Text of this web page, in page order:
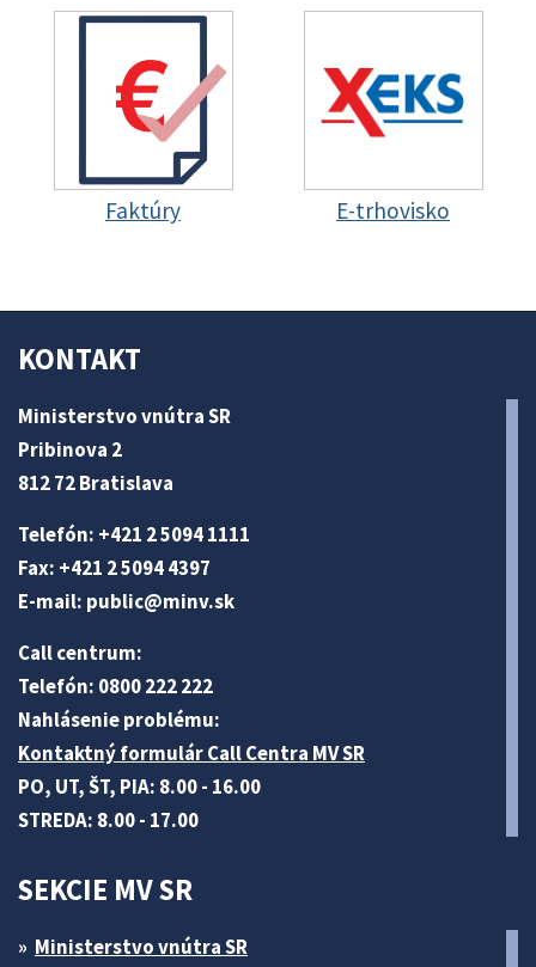
Faktúry E-trhovisko
KONTAKT
Ministerstvo vnútra SR
Pribinova 2
812 72 Bratislava
Telefón: +421 2 5094 1111
Fax: +421 2 5094 4397
E-mail: public@minv.sk
Call centrum:
Telefón: 0800 222 222
Nahlásenie problému:
Kontaktný formulár Call Centra MV SR
PO, UT, ŠT, PIA: 8.00 - 16.00
STREDA: 8.00 - 17.00
SEKCIE MV SR
Ministerstvo vnútra SR